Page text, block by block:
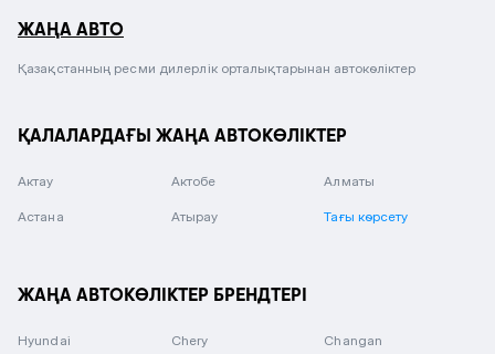
ЖАҢА АВТО
Қазақстанның ресми дилерлік орталықтарынан автокөліктер
ҚАЛАЛАРДАҒЫ ЖАҢА АВТОКӨЛІКТЕР
Актау Актобе Алматы
Астана Атырау Тағы көрсету
ЖАҢА АВТОКӨЛІКТЕР БРЕНДТЕРІ
Hyundai Chery Changan